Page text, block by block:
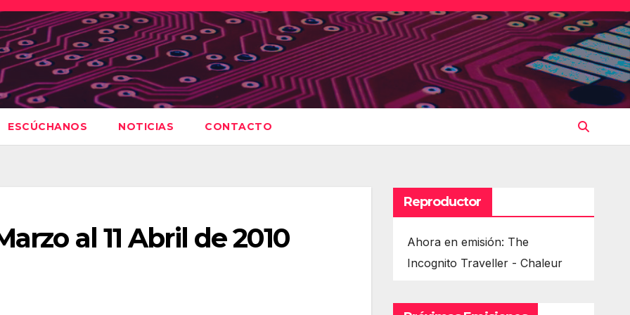
ESCÚCHANOS NOTICIAS CONTACTO
al 11 Abril de 2010
Reproductor
Ahora en emisión: The
Incognito Traveller - Chaleur